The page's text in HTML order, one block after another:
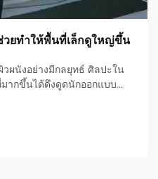
วยทำให้พื้นที่เล็กดูใหญ่ขึ้น
ผนังอย่างมีกลยุทธ์ ศิลปะใน
ากขึ้นได้ดึงดูดนักออกแบบ
ลายเป็นเครื่องมือที่ทรงพลัง...